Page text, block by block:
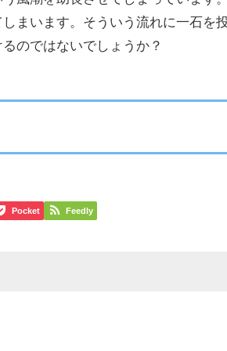
まいます。そういう流れに一石を
のではないでしょうか？
Pocket Feedly